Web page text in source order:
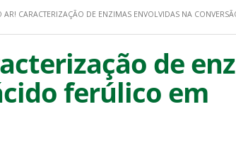
CARACTERIZAÇÃO DE ENZIMAS ENVOLVIDAS NA
de
ferúlico em